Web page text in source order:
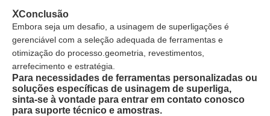
ⅩConclusão
Embora seja um desafio, a usinagem de superligações é
gerenciável com a seleção adequada de ferramentas e
otimização do processo.geometria, revestimentos,
arrefecimento e estratégia.
Para necessidades de ferramentas personalizadas ou
soluções específicas de usinagem de superliga,
sinta-se à vontade para entrar em contato conosco
para suporte técnico e amostras.